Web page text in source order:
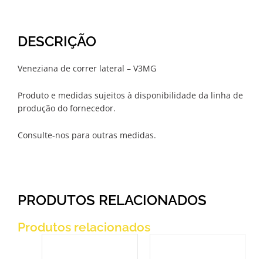
DESCRIÇÃO
Veneziana de correr lateral – V3MG
Produto e medidas sujeitos à disponibilidade da linha de
produção do fornecedor.
Consulte-nos para outras medidas.
PRODUTOS RELACIONADOS
Produtos relacionados